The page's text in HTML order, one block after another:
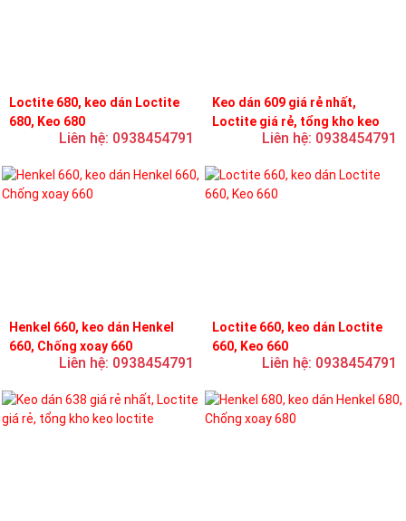
Loctite 680, keo dán Loctite
680, Keo 680
Liên hệ: 0938454791
Keo dán 609 giá rẻ nhất,
Loctite giá rẻ, tổng kho keo
Liên hệ: 0938454791
Henkel 660, keo dán Henkel
660, Chống xoay 660
Liên hệ: 0938454791
Loctite 660, keo dán Loctite
660, Keo 660
Liên hệ: 0938454791